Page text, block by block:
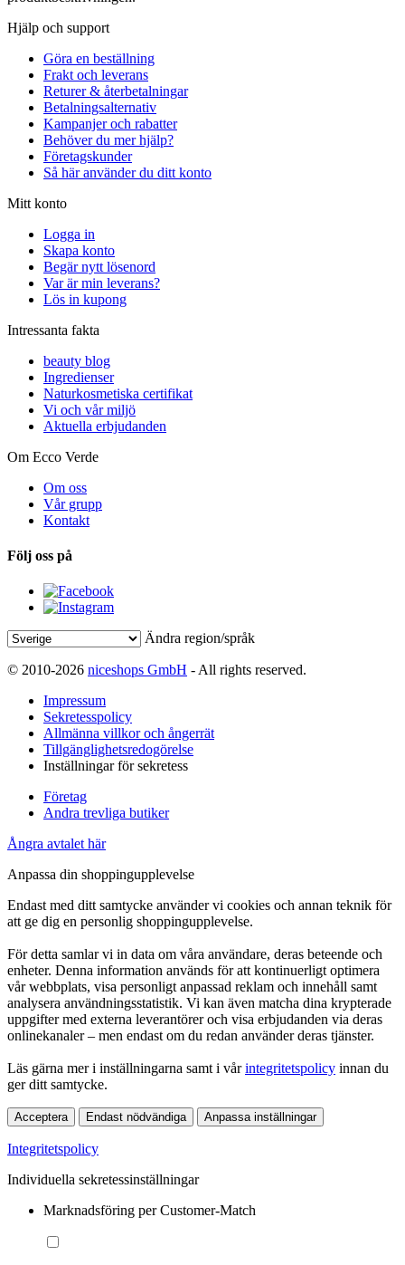
Hjälp och support
Göra en beställning
Frakt och leverans
Returer & återbetalningar
Betalningsalternativ
Kampanjer och rabatter
Behöver du mer hjälp?
Företagskunder
Så här använder du ditt konto
Mitt konto
Logga in
Skapa konto
Begär nytt lösenord
Var är min leverans?
Lös in kupong
Intressanta fakta
beauty blog
Ingredienser
Naturkosmetiska certifikat
Vi och vår miljö
Aktuella erbjudanden
Om Ecco Verde
Om oss
Vår grupp
Kontakt
Följ oss på
Ändra region/språk
© 2010-2026 niceshops GmbH - All rights reserved.
Impressum
Sekretesspolicy
Allmänna villkor och ångerrät
Tillgänglighetsredogörelse
Inställningar för sekretess
Företag
Andra trevliga butiker
Ångra avtalet här
Anpassa din shoppingupplevelse
Endast med ditt samtycke använder vi cookies och annan teknik för
att ge dig en personlig shoppingupplevelse.
För detta samlar vi in data om våra användare, deras beteende och
enheter. Denna information används för att kontinuerligt optimera
vår webbplats, visa personligt anpassad reklam och innehåll samt
analysera användningsstatistik. Vi kan även matcha dina krypterade
uppgifter med externa leverantörer och visa erbjudanden via deras
onlinekanaler – men endast om du redan använder deras tjänster.
Läs gärna mer i inställningarna samt i vårintegritetspolicy innan du
ger ditt samtycke.
Acceptera Endast nödvändiga Anpassa inställningar
Integritetspolicy
Individuella sekretessinställningar
Marknadsföring per Customer-Match